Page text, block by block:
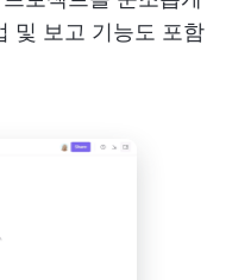
및 보고 기능도 포함